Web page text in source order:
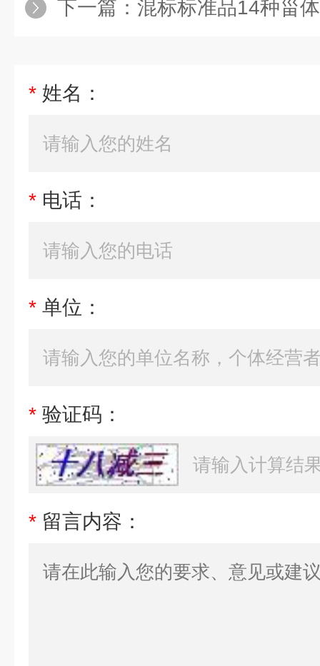
下一篇： 混标标准品14种甾
* 姓名：
* 电话：
* 单位：
* 验证码：
* 留言内容：